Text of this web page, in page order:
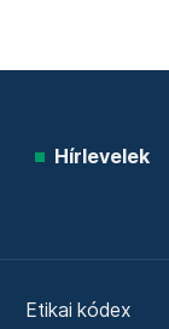
Hírlevelek
Etikai kódex